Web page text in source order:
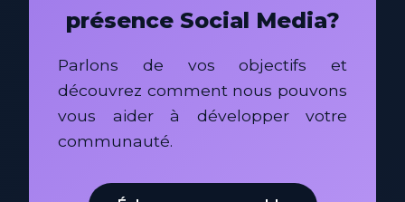
présence Social Media?
Parlons de vos objectifs et
découvrez comment nous pouvons
vous aider à développer votre
communauté.